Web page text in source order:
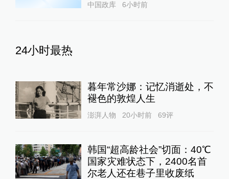
中国政库 6小时前
24小时最热
暮年常沙娜：记忆消逝处，不
褪色的敦煌人生
澎湃人物 20小时前 69评
韩国“超高龄社会”切面：40℃
国家灾难状态下，2400名首
尔老人还在巷子里收废纸